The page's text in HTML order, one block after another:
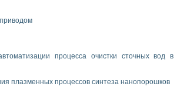
процесса очистки сточных вод в
плазменных процессов синтеза нанопорошков